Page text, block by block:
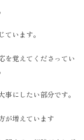
います。
を覚えてくださってい
にしたい部分です。
が増えています